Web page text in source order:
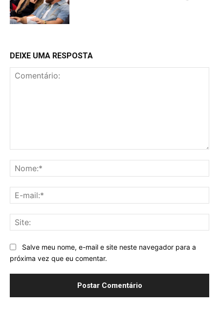
DEIXE UMA RESPOSTA
Salve meu nome, e-mail e site neste navegador para a
próxima vez que eu comentar.